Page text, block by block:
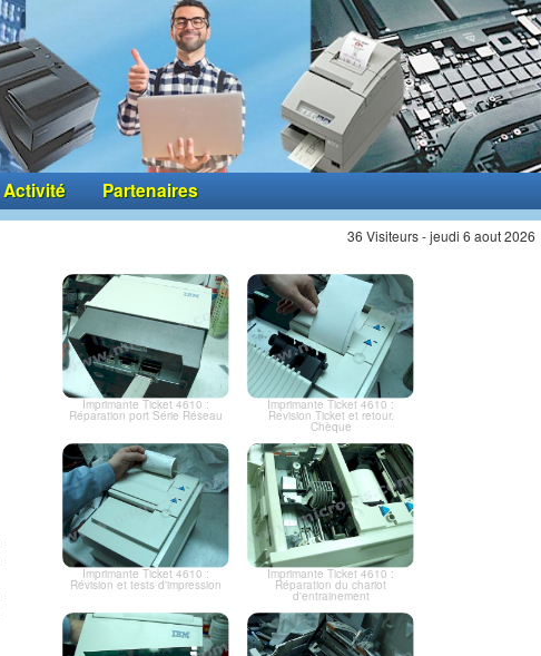
Activité Partenaires
36 Visiteurs - jeudi 6 aout 2026
Imprimante Ticket 4610 :
Réparation port Série Réseau
Imprimante Ticket 4610 :
Revision Ticket et retour.
Chèque
Imprimante Ticket 4610 :
Révision et tests d'impression
Imprimante Ticket 4610 :
Réparation du chariot
d'entrainement